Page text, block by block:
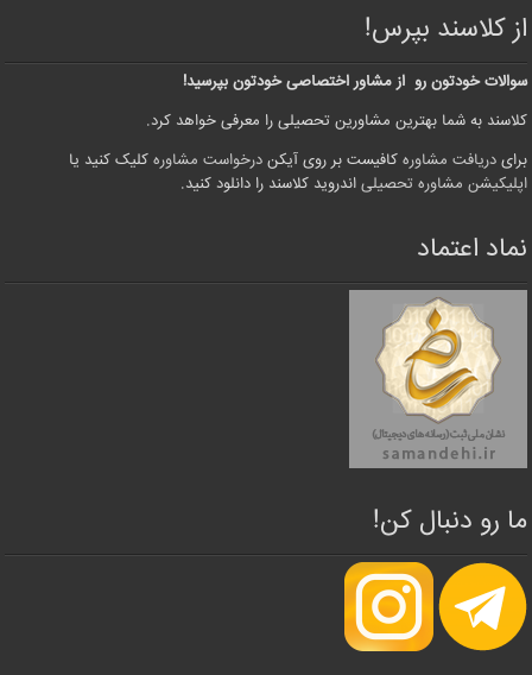
از کلاسند بپرس!
سوالات خودتون رو از مشاور اختصاصی خودتون بپرسید!
کلاسند به شما بهترین مشاورین تحصیلی را معرفی خواهد کرد.
برایدریافت مشاوره کافیست بر روی آیکندرخواست مشاوره کلیک کنید یا
اپلیکیشن مشاوره تحصیلی اندروید کلاسند را دانلود کنید.
نماد اعتماد
ما رو دنبال کن!